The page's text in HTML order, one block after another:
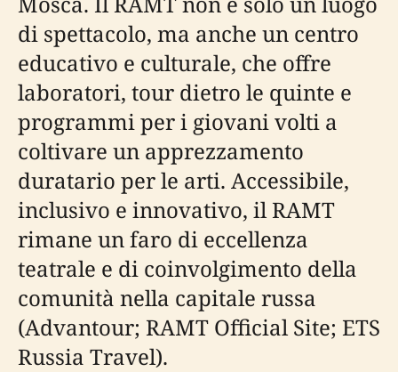
di spettacolo, ma anche un centro
educativo e culturale, che offre
laboratori, tour dietro le quinte e
programmi per i giovani volti a
coltivare un apprezzamento
duratario per le arti. Accessibile,
inclusivo e innovativo, il RAMT
rimane un faro di eccellenza
teatrale e di coinvolgimento della
comunità nella capitale russa
(Advantour; RAMT Official Site; ETS
Russia Travel).